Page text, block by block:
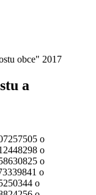
obce" 2017
a